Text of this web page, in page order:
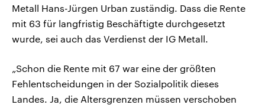
Metall Hans-Jürgen Urban zuständig. Dass die Rente
mit 63 für langfristig Beschäftigte durchgesetzt
wurde, sei auch das Verdienst der IG Metall.
„Schon die Rente mit 67 war eine der größten
Fehlentscheidungen in der Sozialpolitik dieses
Landes. Ja, die Altersgrenzen müssen verschoben